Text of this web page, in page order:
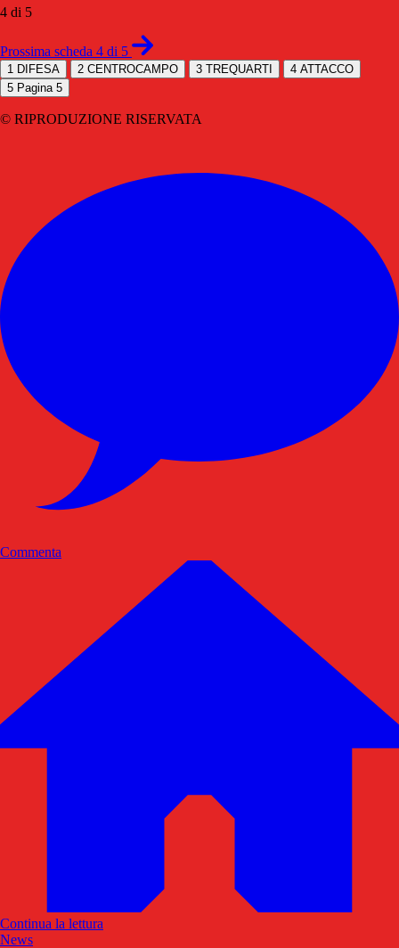
4 di 5
Prossima scheda 4 di 5
1 DIFESA 2 CENTROCAMPO 3 TREQUARTI 4 ATTACCO
5 Pagina 5
© RIPRODUZIONE RISERVATA
Commenta
Continua la lettura
News